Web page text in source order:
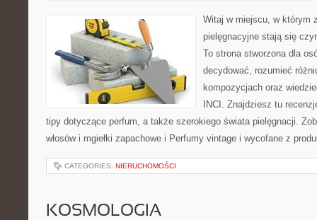
Witaj w miejscu, w którym
pielęgnacyjne stają się
To strona stworzona dla
decydować, rozumieć
kompozycjach oraz
INCI. Znajdziesz tu
tipy dotyczące perfum, a także szerokiego świata pielęgnacji.
włosów i mgiełki zapachowe i Perfumy vintage i wycofane z
CATEGORIES: NIERUCHOMOŚCI
KOSMOLOGIA